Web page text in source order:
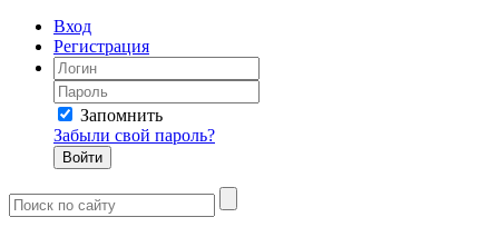
Вход
Регистрация
Запомнить
Забыли свой пароль?